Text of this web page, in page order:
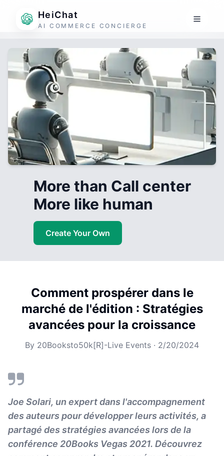
HeiChat
AI COMMERCE CONCIERGE
More than Call center
More like human
Create Your Own
Comment prospérer dans le
marché de l'édition : Stratégies
avancées pour la croissance
By 20Booksto50k[R]-Live Events · 2/20/2024
Joe Solari, un expert dans l'accompagnement
des auteurs pour développer leurs activités, a
partagé des stratégies avancées lors de la
conférence 20Books Vegas 2021. Découvrez